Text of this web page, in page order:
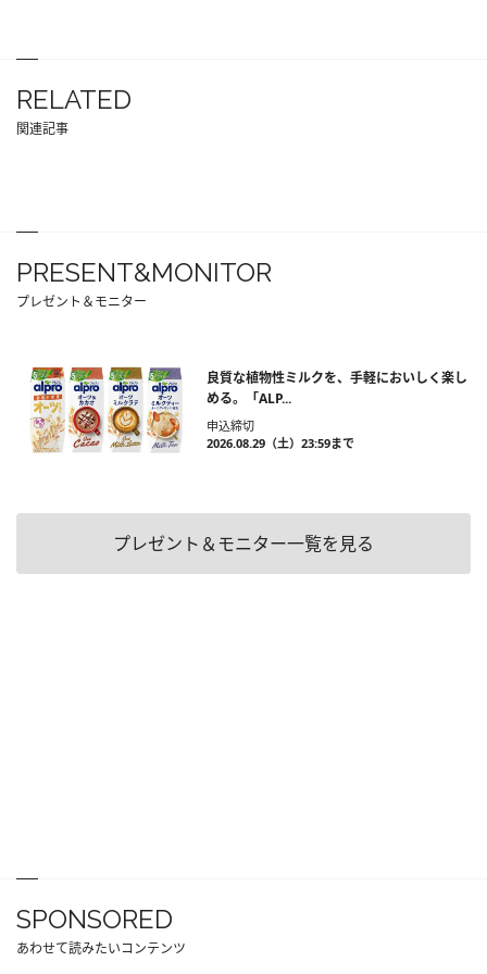
RELATED
関連記事
PRESENT&MONITOR
プレゼント＆モニター
良質な植物性ミルクを、手軽においしく楽し
める。「ALP...
申込締切
2026.08.29（土）23:59まで
プレゼント＆モニター一覧を見る
SPONSORED
あわせて読みたいコンテンツ